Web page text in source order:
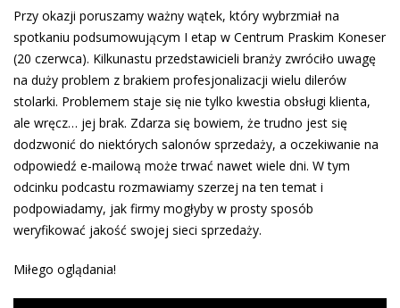
Przy okazji poruszamy ważny wątek, który wybrzmiał na
spotkaniu podsumowującym I etap w Centrum Praskim Koneser
(20 czerwca). Kilkunastu przedstawicieli branży zwróciło uwagę
na duży problem z brakiem profesjonalizacji wielu dilerów
stolarki. Problemem staje się nie tylko kwestia obsługi klienta,
ale wręcz… jej brak. Zdarza się bowiem, że trudno jest się
dodzwonić do niektórych salonów sprzedaży, a oczekiwanie na
odpowiedź e-mailową może trwać nawet wiele dni. W tym
odcinku podcastu rozmawiamy szerzej na ten temat i
podpowiadamy, jak firmy mogłyby w prosty sposób
weryfikować jakość swojej sieci sprzedaży.
Miłego oglądania!